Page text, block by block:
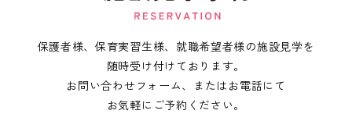
保護者様、保育実習生様、就職希望者様の施設見学を
随時受け付けております。
お問い合わせフォーム、またはお電話にて
お気軽にご予約ください。